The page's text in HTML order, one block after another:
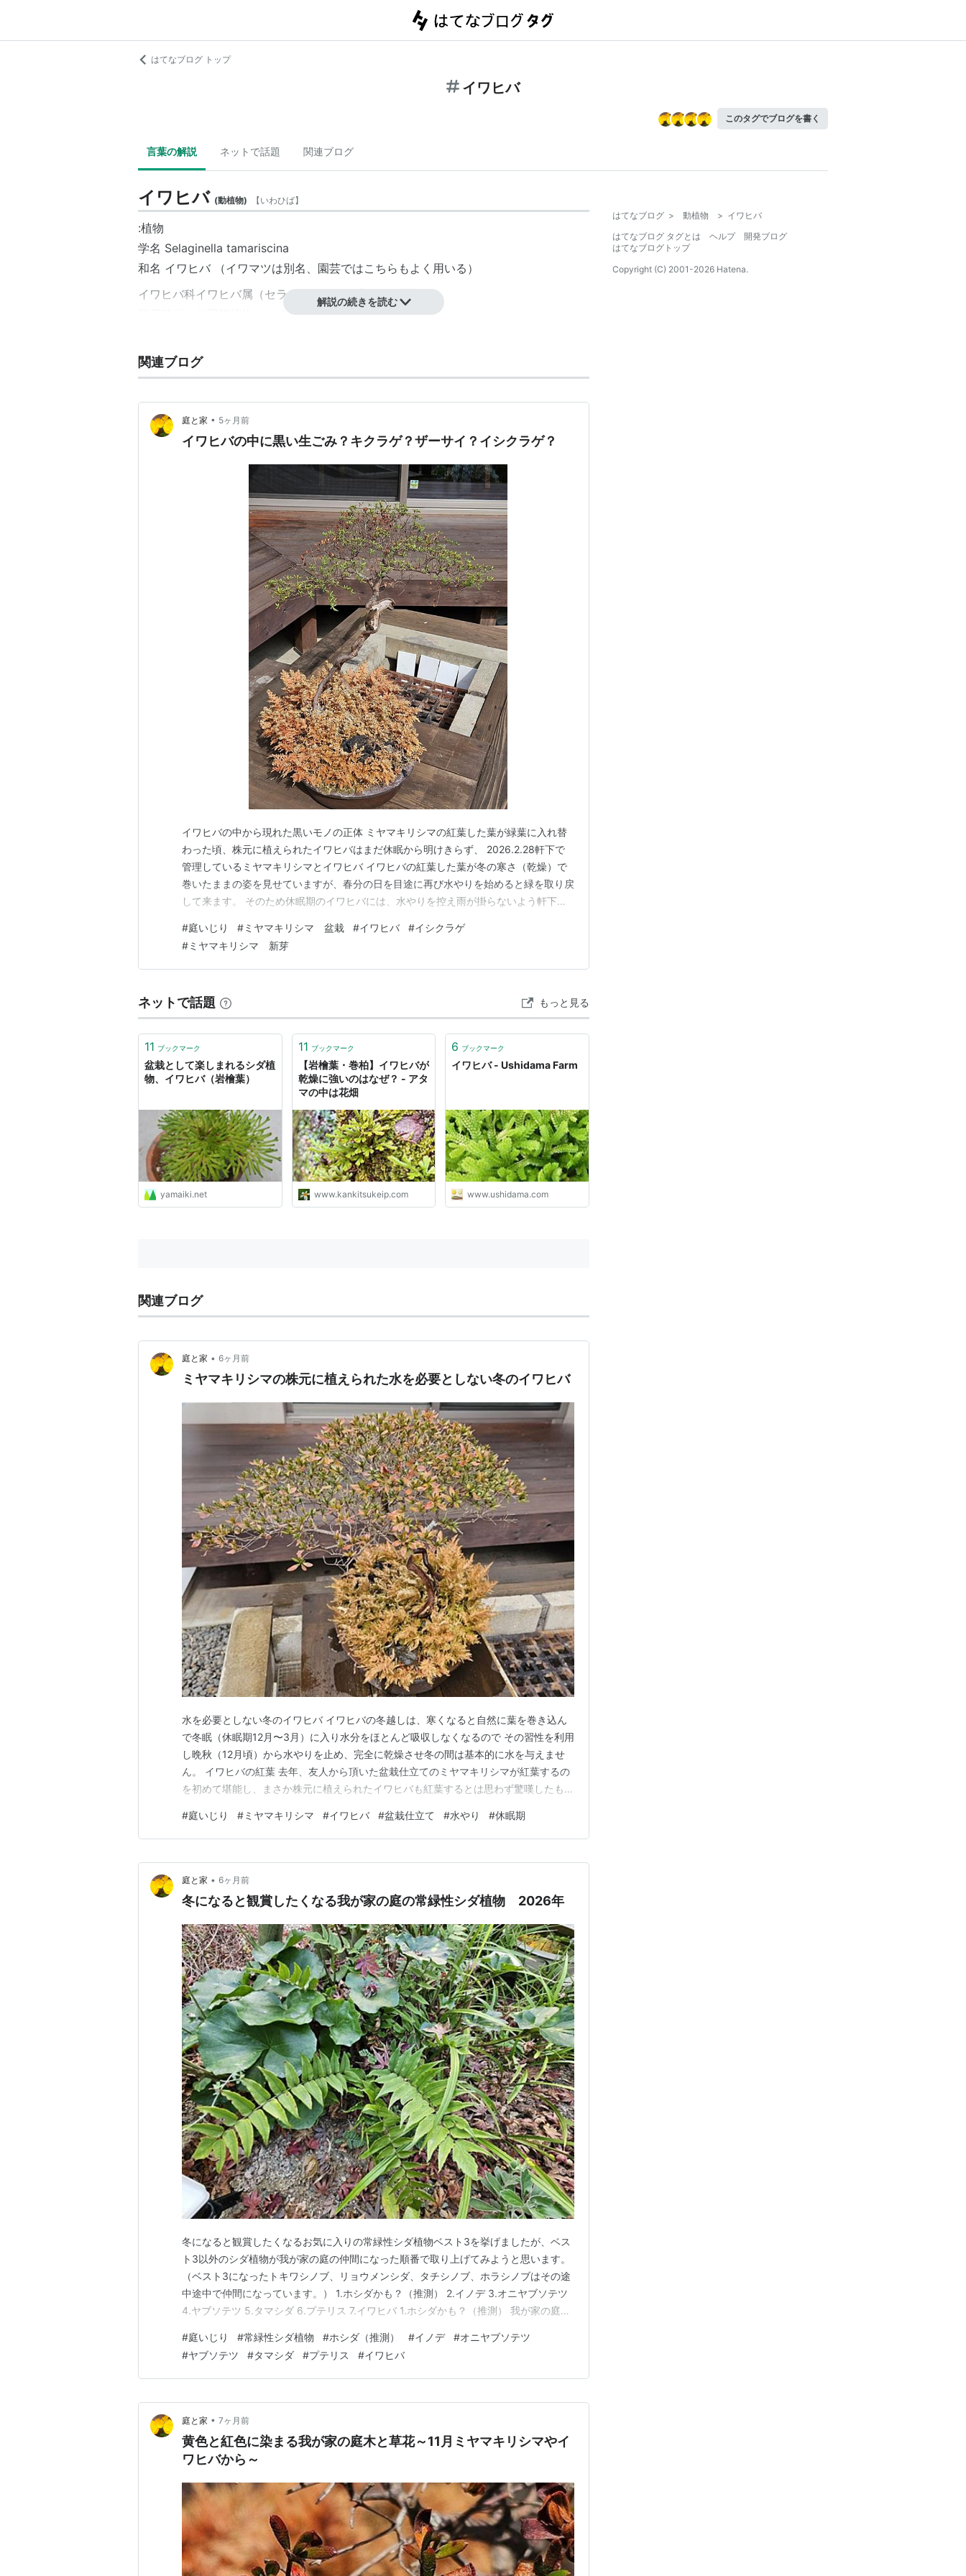
はてなブログ トップ
イワヒバ
このタグでブログを書く
言葉の解説 ネットで話題 関連ブログ
イワヒバ (動植物) 【いわひば】
:植物
学名 Selaginella tamariscina
和名 イワヒバ （イワマツは別名、園芸ではこちらもよく用いる）
イワヒバ科イワヒバ属（セラギネラ属）の常緑多年草。
江戸時代より園芸植物として愛好され、数多くの品種をもつ。
解説の続きを読む
関連ブログ
庭と家 • 5ヶ月前
イワヒバの中に黒い生ごみ？キクラゲ？ザーサイ？イシクラゲ？
イワヒバの中から現れた黒いモノの正体 ミヤマキリシマの紅葉した葉が緑葉に入れ替
わった頃、株元に植えられたイワヒバはまだ休眠から明けきらず、 2026.2.28軒下で
管理しているミヤマキリシマとイワヒバ イワヒバの紅葉した葉が冬の寒さ（乾燥）で
巻いたままの姿を見せていますが、春分の日を目途に再び水やりを始めると緑を取り戻
して来ます。 そのため休眠期のイワヒバには、水やりを控え雨が掛らないよう軒下で
し早いようですが暖かくなった3月上旬に軒下から屋根がない庭に移動しました。
2026.3.8 屋根のない庭に移動したミヤマキ…
#庭いじり #ミヤマキリシマ 盆栽 #イワヒバ #イシクラゲ
#ミヤマキリシマ 新芽
ネットで話題 もっと見る
11 ブックマーク
盆栽として楽しまれるシダ植
物、イワヒバ（岩檜葉）
yamaiki.net
11 ブックマーク
【岩檜葉・巻柏】イワヒバが
乾燥に強いのはなぜ？ - アタ
マの中は花畑
www.kankitsukeip.com
6 ブックマーク
イワヒバ - Ushidama Farm
www.ushidama.com
関連ブログ
庭と家 • 6ヶ月前
ミヤマキリシマの株元に植えられた水を必要としない冬のイワヒバ
水を必要としない冬のイワヒバ イワヒバの冬越しは、寒くなると自然に葉を巻き込ん
で冬眠（休眠期12月〜3月）に入り水分をほとんど吸収しなくなるので その習性を利用
し晩秋（12月頃）から水やりを止め、完全に乾燥させ冬の間は基本的に水を与えませ
ん。 イワヒバの紅葉 去年、友人から頂いた盆栽仕立てのミヤマキリシマが紅葉するの
を初めて堪能し、まさか株元に植えられたイワヒバも紅葉するとは思わず驚嘆したもの
常緑シダ植物 イワヒバが紅葉を始めた頃、イワヒバの葉色が茶枯れしたかのように見
え不安で大まかに調べたところ、 秋か…
#庭いじり #ミヤマキリシマ #イワヒバ #盆栽仕立て #水やり #休眠期
庭と家 • 6ヶ月前
冬になると観賞したくなる我が家の庭の常緑性シダ植物 2026年
冬になると観賞したくなるお気に入りの常緑性シダ植物ベスト3を挙げましたが、ベス
ト3以外のシダ植物が我が家の庭の仲間になった順番で取り上げてみようと思います。
（ベスト3になったトキワシノブ、リョウメンシダ、タチシノブ、ホラシノブはその途
中途中で仲間になっています。） 1.ホシダかも？（推測） 2.イノデ 3.オニヤブソテツ
4.ヤブソテツ 5.タマシダ 6.プテリス 7.イワヒバ 1.ホシダかも？（推測） 我が家の庭に
かりませんが、 葉の先端が槍の穂先のように長く伸びていることから「ホシダ」と推
測しています。（以下ホ…
#庭いじり #常緑性シダ植物 #ホシダ（推測） #イノデ #オニヤブソテツ
#ヤブソテツ #タマシダ #プテリス #イワヒバ
庭と家 • 7ヶ月前
黄色と紅色に染まる我が家の庭木と草花～11月ミヤマキリシマやイ
ワヒバから～
はてなブログ > 動植物 > イワヒバ
はてなブログ タグとは
ヘルプ
開発ブログ
はてなブログトップ
Copyright (C) 2001-2026 Hatena.